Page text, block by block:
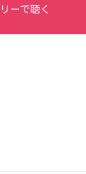
ーで聴く